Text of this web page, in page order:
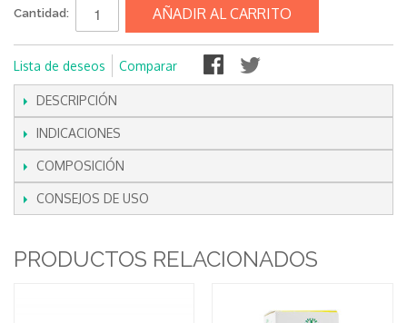
Cantidad: AÑADIR AL CARRITO
Lista de deseos Comparar
DESCRIPCIÓN
INDICACIONES
COMPOSICIÓN
CONSEJOS DE USO
PRODUCTOS RELACIONADOS